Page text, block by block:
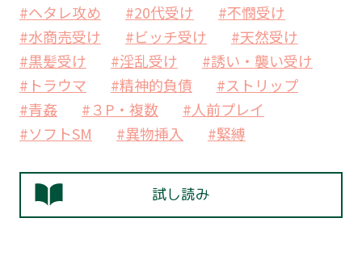
#ヘタレ攻め
#20代受け
#不憫受け
#水商売受け
#ビッチ受け
#天然受け
#黒髪受け
#淫乱受け
#誘い・襲い受け
#トラウマ
#精神的負債
#ストリップ
#青姦
#３P・複数
#人前プレイ
#ソフトSM
#異物挿入 #緊縛
試し読み